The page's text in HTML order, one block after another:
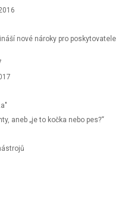
nové nároky pro poskytovatele
aneb „je to kočka nebo pes?“